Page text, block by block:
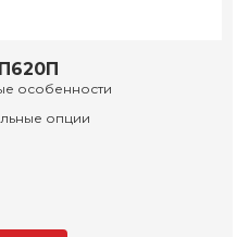
особенности
опции